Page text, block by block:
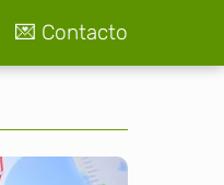
💌 Contacto